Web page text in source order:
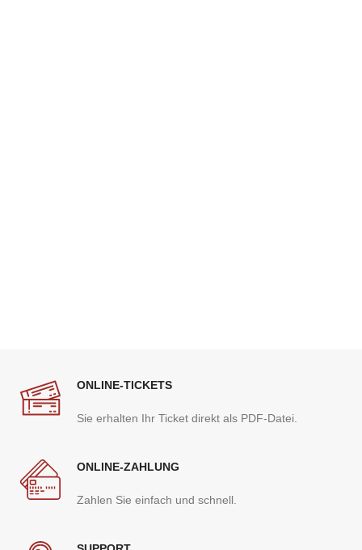
ONLINE-TICKETS
Sie erhalten Ihr Ticket direkt als PDF-Datei.
ONLINE-ZAHLUNG
Zahlen Sie einfach und schnell.